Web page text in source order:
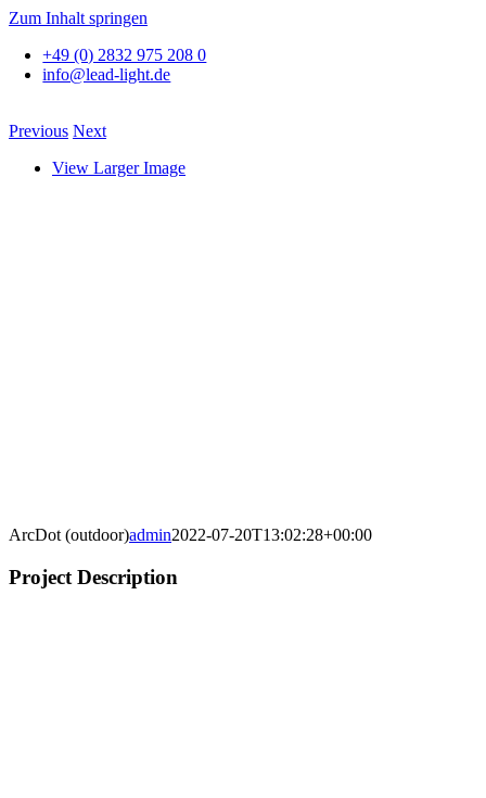
Zum Inhalt springen
+49 (0) 2832 975 208 0
info@lead-light.de
Previous Next
View Larger Image
ArcDot (outdoor)admin2022-07-20T13:02:28+00:00
Project Description